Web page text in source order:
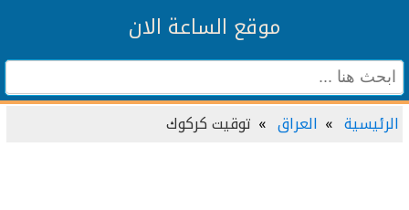
موقع الساعة الان
الرئيسية العراق توقيت كركوك‏